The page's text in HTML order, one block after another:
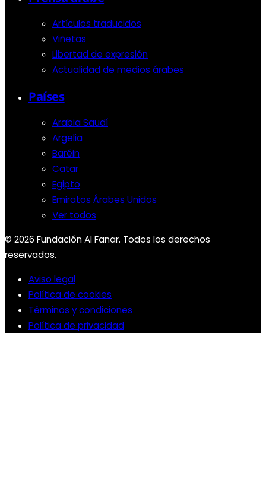
Artículos traducidos
Viñetas
Libertad de expresión
Actualidad de medios árabes
Países
Arabia Saudí
Argelia
Baréin
Catar
Egipto
Emiratos Árabes Unidos
Ver todos
© 2026 Fundación Al Fanar. Todos los derechos
reservados.
Aviso legal
Política de cookies
Términos y condiciones
Política de privacidad